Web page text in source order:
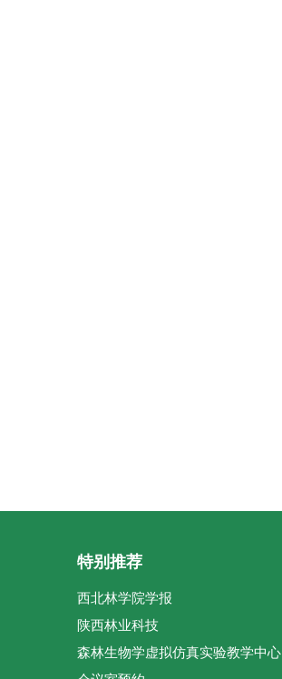
特别推荐
西北林学院学报
陕西林业科技
森林生物学虚拟仿真实验教学中心